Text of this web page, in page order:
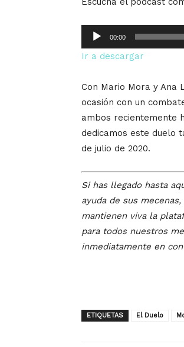
Reproductor
de
audio
00:00
Ir a descargar
Con Mario Mora y Ana
ocasión con un
ambos recientemente
dedicamos este duelo
de julio de 2020.
Si has llegado hasta
ayuda de sus
mantienen viva la
para todos nuestros
inmediatamente en
ETIQUETAS El Duelo